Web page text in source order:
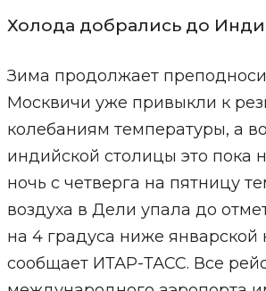
Холода добрались до
Зима продолжает
Москвичи уже привыкли к
колебаниям температуры, а
индийской столицы это пока
ночь с четверга на пятницу
воздуха в Дели упала до
на 4 градуса ниже январской
сообщает ИТАР-ТАСС. Все